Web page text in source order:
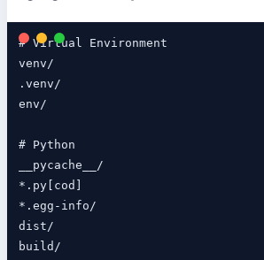
# Virtual Environment
venv/
.venv/
env/
# Python
__pycache__/
*.py[cod]
*.egg-info/
dist/
build/